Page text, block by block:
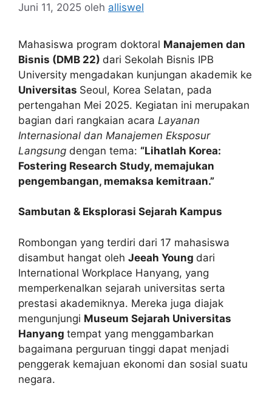
Juni 11, 2025 oleh alliswel
Mahasiswa program doktoral Manajemen dan
Bisnis (DMB 22) dari Sekolah Bisnis IPB
University mengadakan kunjungan akademik ke
Universitas Seoul, Korea Selatan, pada
pertengahan Mei 2025. Kegiatan ini merupakan
bagian dari rangkaian acara Layanan
Internasional dan Manajemen Eksposur
Langsung dengan tema: “Lihatlah Korea:
Fostering Research Study, memajukan
pengembangan, memaksa kemitraan.”
Sambutan & Eksplorasi Sejarah Kampus
Rombongan yang terdiri dari 17 mahasiswa
disambut hangat oleh Jeeah Young dari
International Workplace Hanyang, yang
memperkenalkan sejarah universitas serta
prestasi akademiknya. Mereka juga diajak
mengunjungi Museum Sejarah Universitas
Hanyang tempat yang menggambarkan
bagaimana perguruan tinggi dapat menjadi
penggerak kemajuan ekonomi dan sosial suatu
negara.